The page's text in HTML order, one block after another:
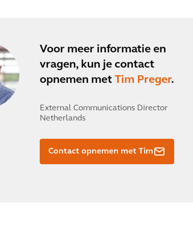
Voor meer informatie en
vragen, kun je contact
opnemen met Tim Preger.
External Communications Director
Netherlands
Contact opnemen met Tim